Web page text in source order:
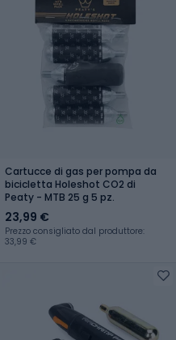
Cartucce di gas per pompa da
bicicletta Holeshot CO2 di
Peaty - MTB 25 g 5 pz.
23,99 €
Prezzo consigliato dal produttore:
33,99 €